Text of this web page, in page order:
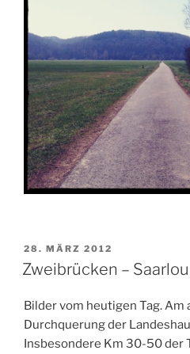
VERÖFFENTLICHT
AM
28. MÄRZ 2012
Zweibrücken –
Bilder vom heutigen Tag.
Durchquerung der
Insbesondere Km 30-50 der